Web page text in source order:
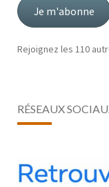
Je m'abonne
Rejoignez les 110
RÉSEAUX